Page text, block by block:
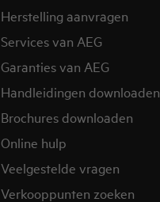
Herstelling aanvragen
Services van AEG
Garanties van AEG
Handleidingen downloaden
Brochures downloaden
Online hulp
Veelgestelde vragen
Verkooppunten zoeken